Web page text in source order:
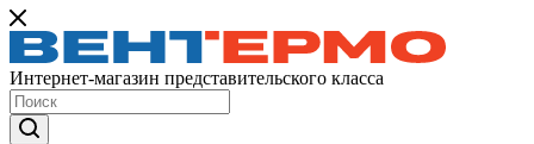
Интернет-магазин представительского класса